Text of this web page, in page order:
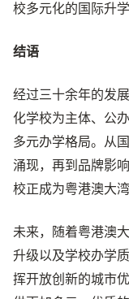
校多元化的国际升学
结语
经过三十余年的发
化学校为主体、公
多元办学格局。从
涌现，再到品牌影
校正成为粤港澳大
未来，随着粤港澳
升级以及学校办学
挥开放创新的城市